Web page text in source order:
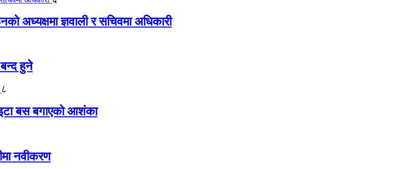
अध्यक्षमा ज्ञवाली र सचिवमा अधिकारी
हुने
८
बस बगाएको आशंका
नवीकरण